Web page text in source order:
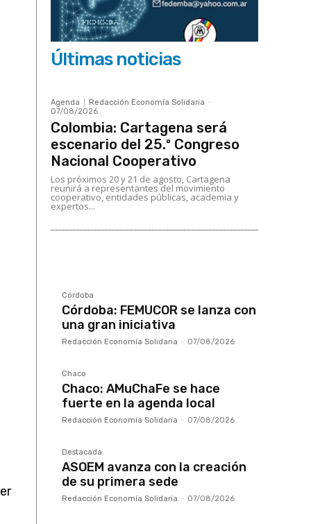
Últimas noticias
Agenda Redacción Economía Solidaria -
07/08/2026
Colombia: Cartagena será
escenario del 25.º Congreso
Nacional Cooperativo
Los próximos 20 y 21 de agosto, Cartagena
reunirá a representantes del movimiento
cooperativo, entidades públicas, academia y
expertos...
Córdoba
Córdoba: FEMUCOR se lanza con
una gran iniciativa
Redacción Economía Solidaria - 07/08/2026
Chaco
Chaco: AMuChaFe se hace
fuerte en la agenda local
Redacción Economía Solidaria - 07/08/2026
Destacada
ASOEM avanza con la creación
de su primera sede
Redacción Economía Solidaria - 07/08/2026